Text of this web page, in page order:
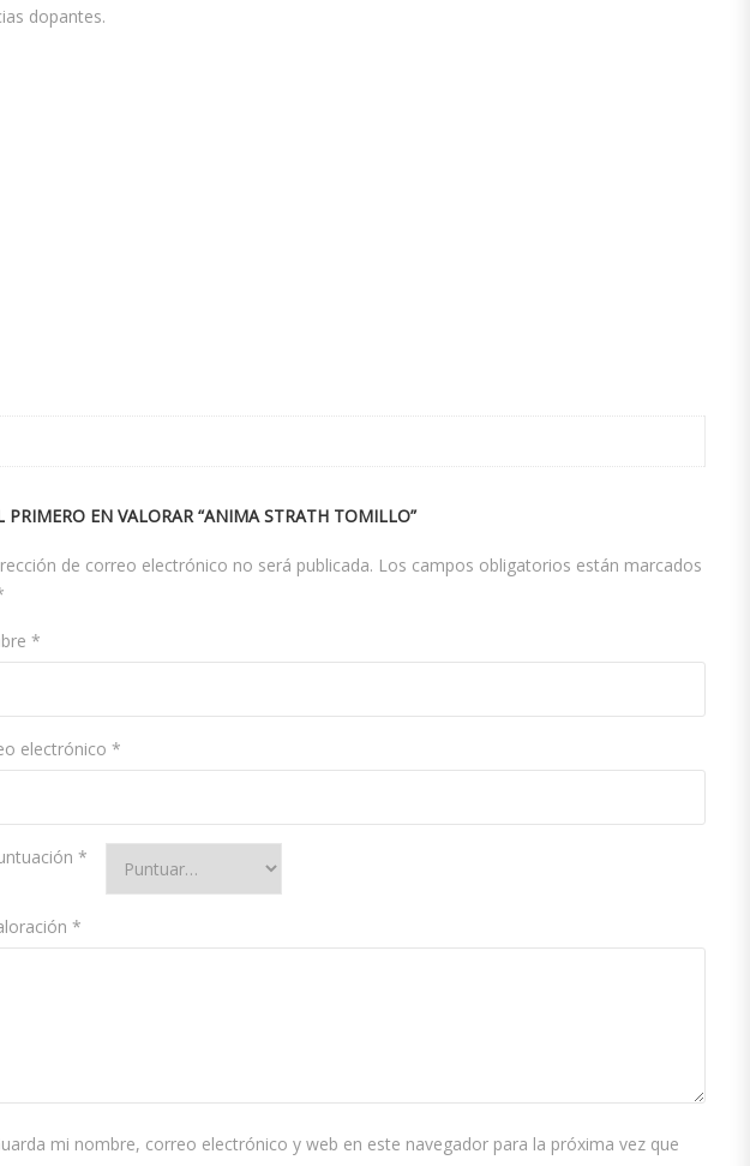
dopantes.
PRIMERO EN VALORAR “ANIMA STRATH TOMILLO”
de correo electrónico no será publicada. Los campos obligatorios están marcados
*
electrónico *
*
*
mi nombre, correo electrónico y web en este navegador para la próxima vez que